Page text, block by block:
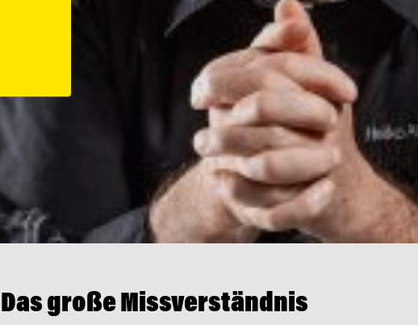
große Missverständnis